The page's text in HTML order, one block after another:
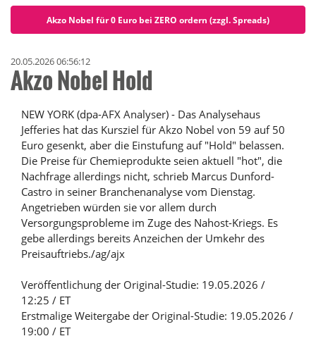
Akzo Nobel für 0 Euro bei ZERO ordern (zzgl. Spreads)
20.05.2026 06:56:12
Akzo Nobel Hold
NEW YORK (dpa-AFX Analyser) - Das Analysehaus
Jefferies hat das Kursziel für Akzo Nobel von 59 auf 50
Euro gesenkt, aber die Einstufung auf "Hold" belassen.
Die Preise für Chemieprodukte seien aktuell "hot", die
Nachfrage allerdings nicht, schrieb Marcus Dunford-
Castro in seiner Branchenanalyse vom Dienstag.
Angetrieben würden sie vor allem durch
Versorgungsprobleme im Zuge des Nahost-Kriegs. Es
gebe allerdings bereits Anzeichen der Umkehr des
Preisauftriebs./ag/ajx
Veröffentlichung der Original-Studie: 19.05.2026 /
12:25 / ET
Erstmalige Weitergabe der Original-Studie: 19.05.2026 /
19:00 / ET